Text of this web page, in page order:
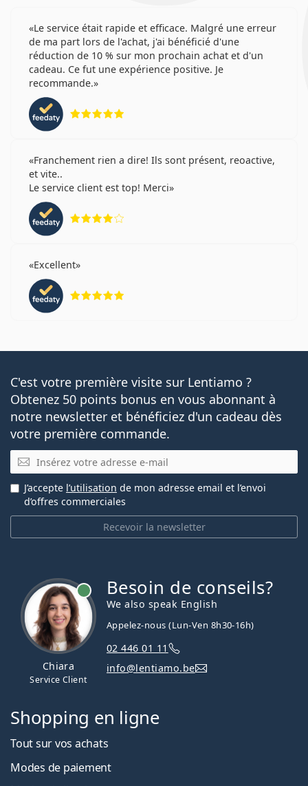
Le service était rapide et efficace. Malgré une erreur
de ma part lors de l'achat, j'ai bénéficié d'une
réduction de 10 % sur mon prochain achat et d'un
cadeau. Ce fut une expérience positive. Je
recommande.
Franchement rien a dire! Ils sont présent, reoactive,
et vite..
Le service client est top! Merci
Excellent
C'est votre première visite sur Lentiamo ?
Obtenez 50 points bonus en vous abonnant à
notre newsletter et bénéficiez d'un cadeau dès
votre première commande.
E-mail
Recevoir la newsletter
J’accepte l’utilisation de mon adresse email et l’envoi
d’offres commerciales
Chiara
Service Client
Besoin de conseils?
We also speak English
Appelez-nous (Lun-Ven 8h30-16h)
02 446 01 11
info@lentiamo.be
Shopping en ligne
Tout sur vos achats
Modes de paiement